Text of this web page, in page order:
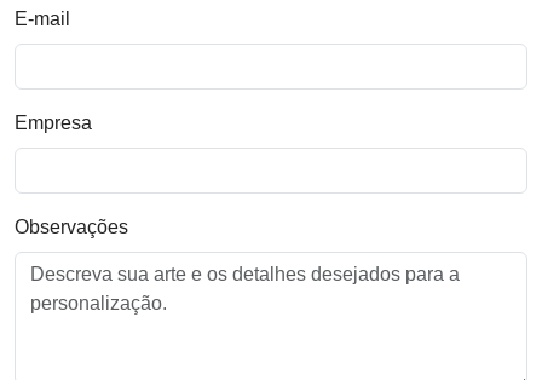
E-mail
Empresa
Observações